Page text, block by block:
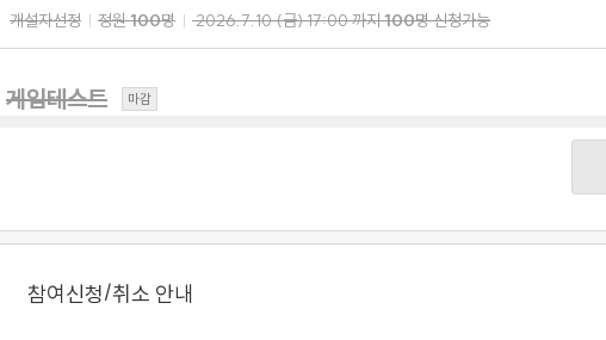
개설자선정 정원100명 2026.7.10(금)17:00까지100명 신청가능
게임테스트 마감
참여신청/취소 안내